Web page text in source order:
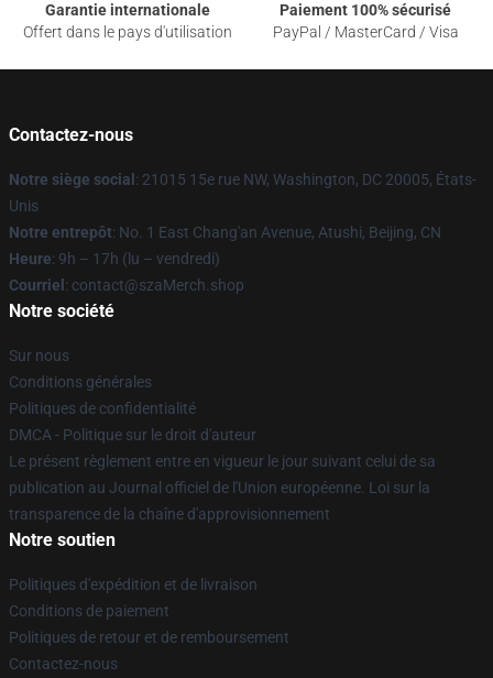
Garantie internationale
Offert dans le pays d'utilisation
Paiement 100% sécurisé
PayPal / MasterCard / Visa
Contactez-nous
Notre siège social : 21015 15e rue NW, Washington, DC 20005, États-
Unis
Notre entrepôt: No. 1 East Chang'an Avenue, Atushi, Beijing, CN
Heure: 9h – 17h (lu – vendredi)
Courriel : contact@szaMerch.shop
Notre société
Sur nous
Conditions générales
Politiques de confidentialité
DMCA - Politique sur le droit d'auteur
Le présent règlement entre en vigueur le jour suivant celui de sa
publication au Journal officiel de l'Union européenne. Loi sur la
transparence de la chaîne d'approvisionnement
Notre soutien
Politiques d'expédition et de livraison
Conditions de paiement
Politiques de retour et de remboursement
Contactez-nous